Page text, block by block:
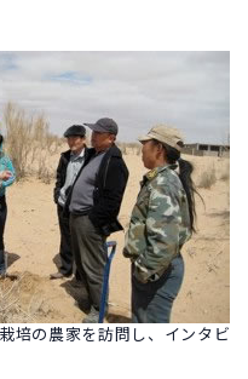
培の農家を訪問し、インタビ